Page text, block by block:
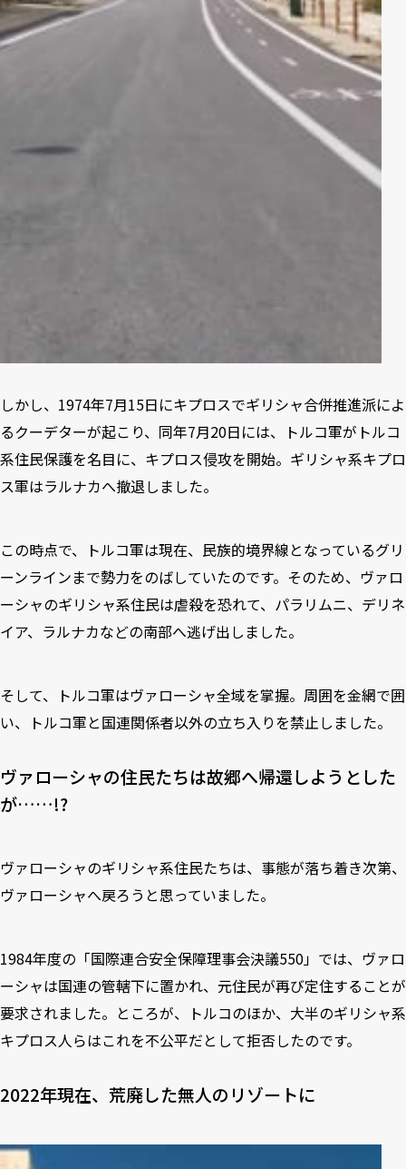
しかし、1974年7月15日にキプロスでギリシャ合併推進派によ
るクーデターが起こり、同年7月20日には、トルコ軍がトルコ
系住民保護を名目に、キプロス侵攻を開始。ギリシャ系キプロ
ス軍はラルナカへ撤退しました。
この時点で、トルコ軍は現在、民族的境界線となっているグリ
ーンラインまで勢力をのばしていたのです。そのため、ヴァロ
ーシャのギリシャ系住民は虐殺を恐れて、パラリムニ、デリネ
イア、ラルナカなどの南部へ逃げ出しました。
そして、トルコ軍はヴァローシャ全域を掌握。周囲を金網で囲
い、トルコ軍と国連関係者以外の立ち入りを禁止しました。
ヴァローシャの住民たちは故郷へ帰還しようとした
が……!?
ヴァローシャのギリシャ系住民たちは、事態が落ち着き次第、
ヴァローシャへ戻ろうと思っていました。
1984年度の「国際連合安全保障理事会決議550」では、ヴァロ
ーシャは国連の管轄下に置かれ、元住民が再び定住することが
要求されました。ところが、トルコのほか、大半のギリシャ系
キプロス人らはこれを不公平だとして拒否したのです。
2022年現在、荒廃した無人のリゾートに